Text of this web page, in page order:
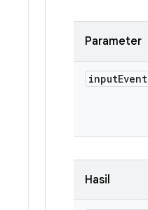
Parameter
inputEvent
Hasil